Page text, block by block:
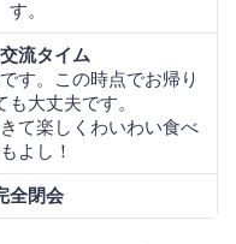
す。
流タイム
す。この時点でお帰り
大丈夫です。
て楽しくわいわい食べ
よし！
全閉会